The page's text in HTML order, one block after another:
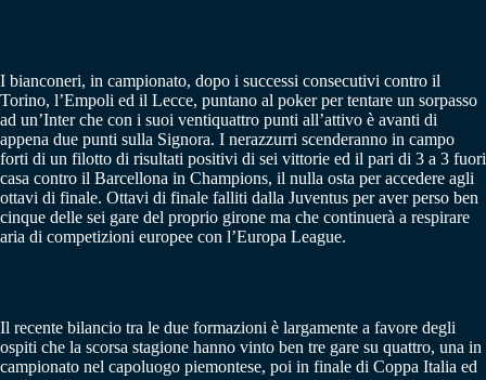
I bianconeri, in campionato, dopo i successi consecutivi contro il
Torino, l’Empoli ed il Lecce, puntano al poker per tentare un sorpasso
ad un’Inter che con i suoi ventiquattro punti all’attivo è avanti di
appena due punti sulla Signora. I nerazzurri scenderanno in campo
forti di un filotto di risultati positivi di sei vittorie ed il pari di 3 a 3 fuori
casa contro il Barcellona in Champions, il nulla osta per accedere agli
ottavi di finale. Ottavi di finale falliti dalla Juventus per aver perso ben
cinque delle sei gare del proprio girone ma che continuerà a respirare
aria di competizioni europee con l’Europa League.
Il recente bilancio tra le due formazioni è largamente a favore degli
ospiti che la scorsa stagione hanno vinto ben tre gare su quattro, una in
campionato nel capoluogo piemontese, poi in finale di Coppa Italia ed